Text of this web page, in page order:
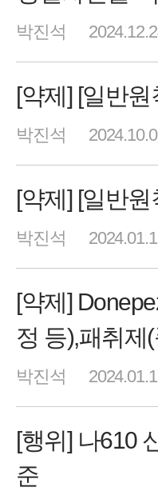
박진석
[약제] [일반
박진석
[약제] [일반
박진석
[약제]
정 등),패취제
박진석
[행위] 나610
준